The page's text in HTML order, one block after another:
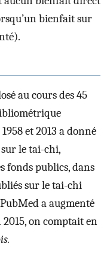
bienfait sur
au cours des 45
et 2013 a donné
sur le tai-chi,
fonds publics, dans
sur le tai-chi
a augmenté
2015, on comptait en